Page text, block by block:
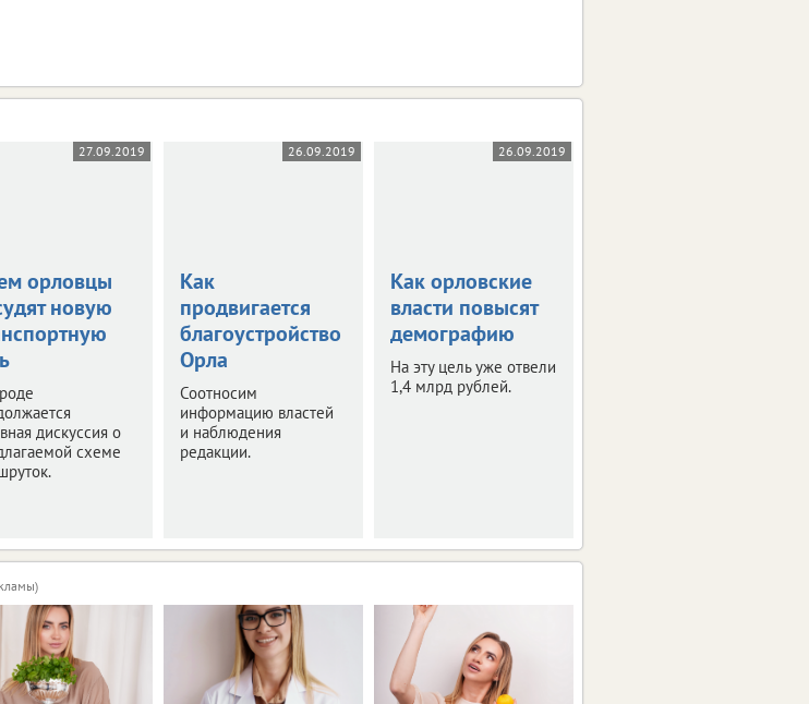
27.09.2019
орловцы
новую
дискуссия о
схеме
26.09.2019
Как
продвигается
благоустройство
Орла
Соотносим
информацию властей
и наблюдения
редакции.
26.09.2019
Как орловские
власти повысят
демографию
На эту цель уже отвели
1,4 млрд рублей.